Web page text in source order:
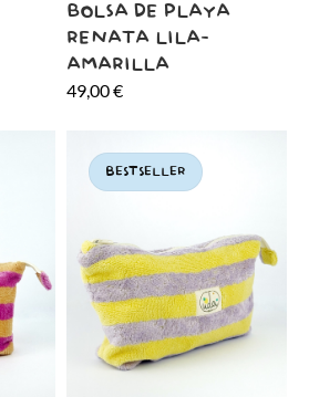
BOLSA DE PLAYA
RENATA LILA-
AMARILLA
49,00€
BESTSELLER